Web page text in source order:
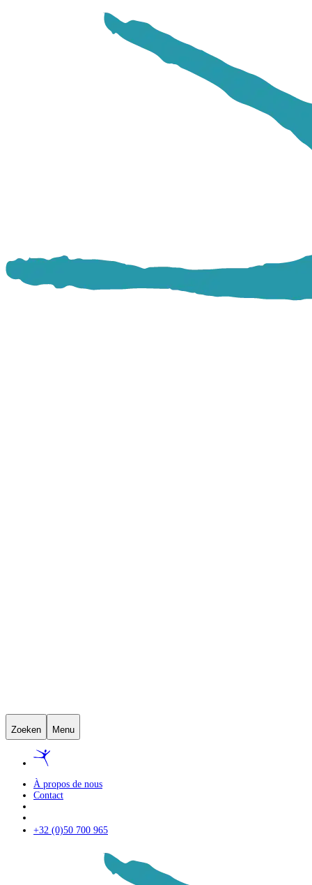
Zoeken Menu
À propos de nous
Contact
+32 (0)50 700 965